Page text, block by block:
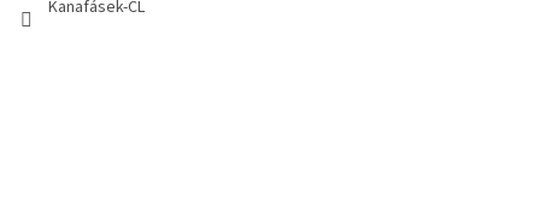
Kanafásek-CL